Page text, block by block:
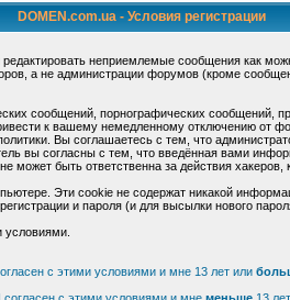
DOMEN.com.ua - Условия регистрации
неприемлемые сообщения как
а не администрации форумов (кроме
сообщений, порнографических сообщений,
к вашему немедленному отключению от
Вы соглашаетесь с тем, что
вы согласны с тем, что введённая вами
быть ответственна за действия хакеров,
Эти cookie не содержат никакой
и пароля (и для высылки нового
условиями.
с этими условиями и мне 13 лет или